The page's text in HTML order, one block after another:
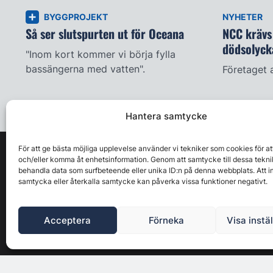
Hantera samtycke
För att ge bästa möjliga upplevelse använder vi tekniker som cookies för
och/eller komma åt enhetsinformation. Genom att samtycke till dessa
behandla data som surfbeteende eller unika ID:n på denna webbplats. Att
samtycka eller återkalla samtycke kan påverka vissa funktioner negativt.
Acceptera Förneka Visa
BYGGPROJEKT
Så ser slutspurten ut för Oceana
"Inom kort kommer vi börja fylla
bassängerna med vatten".
NYHETER
NCC
Företaget